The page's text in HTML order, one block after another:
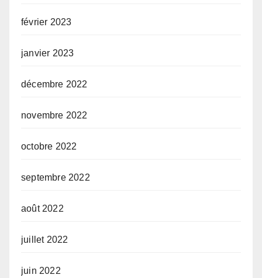
février 2023
janvier 2023
décembre 2022
novembre 2022
octobre 2022
septembre 2022
août 2022
juillet 2022
juin 2022